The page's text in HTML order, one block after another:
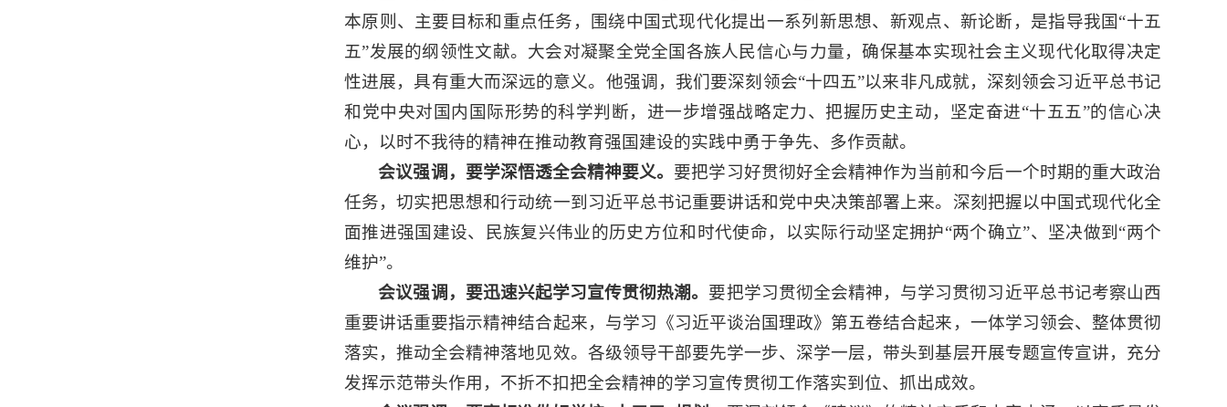
本原则、主要目标和重点任务，围绕中国式现代化提出一系列新思想、新观点、新论断，是指导我国“十五
五”发展的纲领性文献。大会对凝聚全党全国各族人民信心与力量，确保基本实现社会主义现代化取得决定
性进展，具有重大而深远的意义。他强调，我们要深刻领会“十四五”以来非凡成就，深刻领会习近平总书记
和党中央对国内国际形势的科学判断，进一步增强战略定力、把握历史主动，坚定奋进“十五五”的信心决
心，以时不我待的精神在推动教育强国建设的实践中勇于争先、多作贡献。
会议强调，要学深悟透全会精神要义。 要把学习好贯彻好全会精神作为当前和今后一个时期的重大政治
任务，切实把思想和行动统一到习近平总书记重要讲话和党中央决策部署上来。深刻把握以中国式现代化全
面推进强国建设、民族复兴伟业的历史方位和时代使命，以实际行动坚定拥护“两个确立”、坚决做到“两个
维护”。
会议强调，要迅速兴起学习宣传贯彻热潮。 要把学习贯彻全会精神，与学习贯彻习近平总书记考察山西
重要讲话重要指示精神结合起来，与学习《习近平谈治国理政》第五卷结合起来，一体学习领会、整体贯彻
落实，推动全会精神落地见效。各级领导干部要先学一步、深学一层，带头到基层开展专题宣传宣讲，充分
发挥示范带头作用，不折不扣把全会精神的学习宣传贯彻工作落实到位、抓出成效。